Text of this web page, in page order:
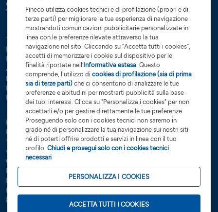
Tutte le condizioni Trasparenza Reclami e ricorsi
Rapporti dormienti
Dati Societari
Servizi di investimento
Preferenze cookies
Governance
Arbitro controversie finanziarie
Open Banking
Dichiarazione di accessibilità
Whistleblowing
Risoluzione bancaria
Sostenibilità (SFDR)
Glossario
Note Legali
FinecoBank S.p.A. - Sede legale 20131 Milano - P.zza Durante, 11 -
Direzione Generale 42123 Reggio Emilia Via Rivoluzione d’Ottobre,
16 - Capitale Sociale €201.923.898,99interamente sottoscritto e
versato - Banca iscritta all’Albo delle Banche e Capogruppo del
Gruppo Bancario FinecoBank – Albo dei Gruppi Bancari cod. 3015 -
P.Iva 12962340159 - Codice Fiscale e n. iscr. R.I. Milano-Monza-
Brianza-Lodi 01392970404 - R.E.A. n. 1598155 - Aderente al Fondo
Nazionale di Garanzia e al Fondo Interbancario di Tutela dei depositi.
PEC:
finecobankspa.pec@pec.finecobank.com
Fineco utilizza cookies tecnici e di profilazione (propri e di
terze parti) per migliorare la tua esperienza di navigazione
mostrandoti comunicazioni pubblicitarie personalizzate in
linea con le preferenze rilevate attraverso la tua
navigazione nel sito. Cliccando su “Accetta tutti i cookies”,
accetti di memorizzare i cookie sul dispositivo per le
finalità riportate nell’Informativa estesa. Questo
comprende, l'utilizzo di cookies di profilazione (sia di prima
sia di terze parti)che ci consentono di analizzare le tue
preferenze e abitudini per mostrarti pubblicità sulla base
dei tuoi interessi. Clicca su "Personalizza i cookies" per non
accettarli e/o per gestire direttamente le tue preferenze.
Proseguendo solo con i cookies tecnici non saremo in
grado né di personalizzare la tua navigazione sui nostri siti
né di poterti offrire prodotti e servizi in linea con il tuo
profilo. Chiudi e prosegui solo con i cookies tecnici
necessari
PERSONALIZZA I COOKIES
ACCETTA TUTTI I COOKIES